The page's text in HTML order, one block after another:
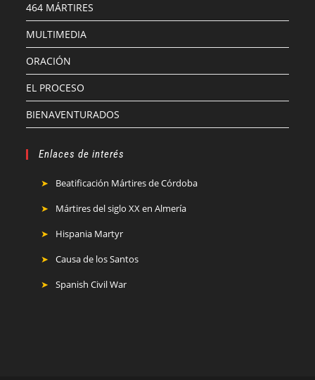
464 MÁRTIRES
MULTIMEDIA
ORACIÓN
EL PROCESO
BIENAVENTURADOS
Enlaces de interés
Beatificación Mártires de Córdoba
Mártires del siglo XX en Almería
Hispania Martyr
Causa de los Santos
Spanish Civil War